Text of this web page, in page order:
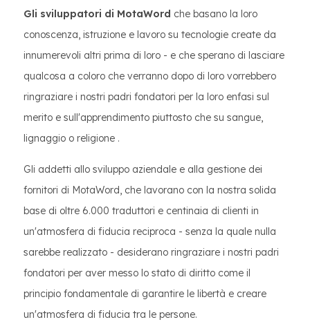
Gli sviluppatori di MotaWord che basano la loro
conoscenza, istruzione e lavoro su tecnologie create da
innumerevoli altri prima di loro - e che sperano di lasciare
qualcosa a coloro che verranno dopo di loro vorrebbero
ringraziare i nostri padri fondatori per la loro enfasi sul
merito e sull'apprendimento piuttosto che su sangue,
lignaggio o religione .
Gli addetti allo sviluppo aziendale e alla gestione dei
fornitori di MotaWord, che lavorano con la nostra solida
base di oltre 6.000 traduttori e centinaia di clienti in
un'atmosfera di fiducia reciproca - senza la quale nulla
sarebbe realizzato - desiderano ringraziare i nostri padri
fondatori per aver messo lo stato di diritto come il
principio fondamentale di garantire le libertà e creare
un'atmosfera di fiducia tra le persone.